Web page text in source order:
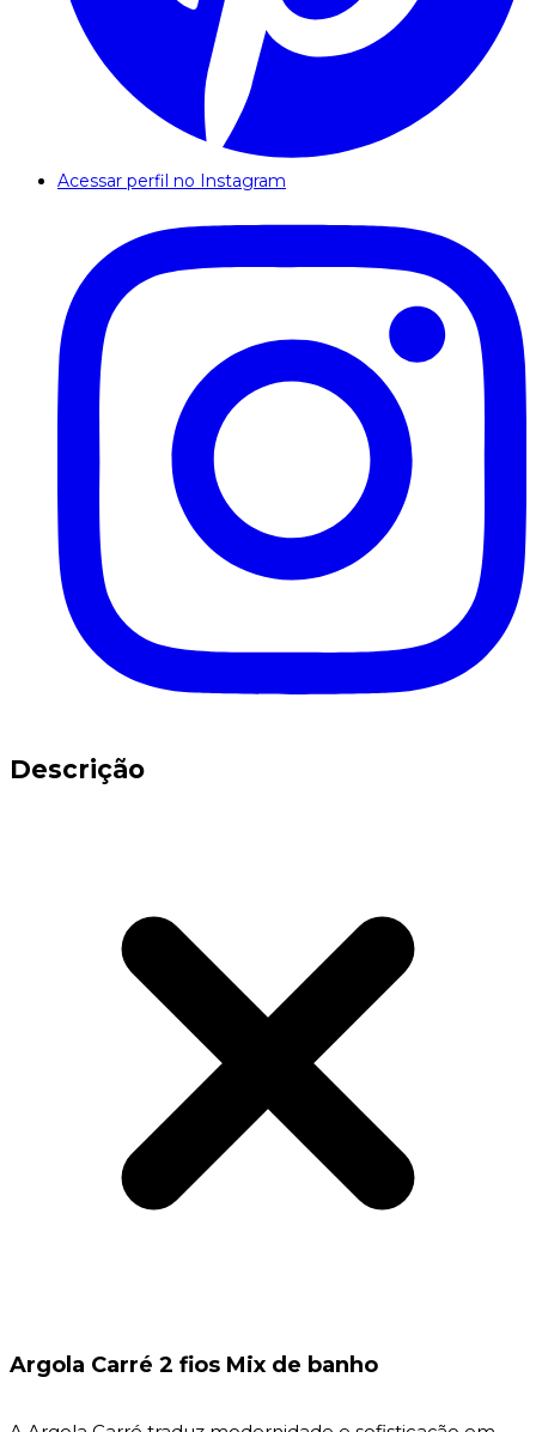
Acessar perfil no Instagram
Descrição
Argola Carré 2 fios Mix de banho